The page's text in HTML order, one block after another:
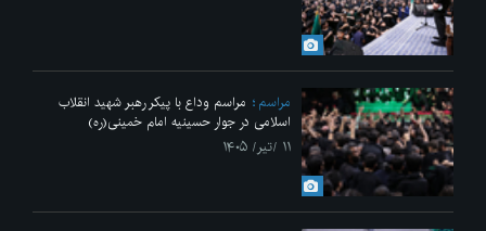
مراسم
مراسم وداع با پیکر رهبر شهید انقلاب
اسلامی در جوار حسینیه امام خمینی(ره)
۱۱ /تیر/ ۱۴۰۵